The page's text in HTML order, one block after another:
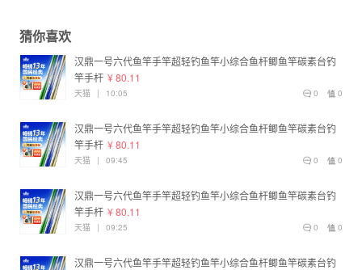
猜你喜欢
汉鼎一号六代鱼竿手竿超轻钓鱼竿小综合鱼杆鲫鱼竿碳素台钓
竿手杆 ¥ 80.11
0
0
天猫 | 10:05
汉鼎一号六代鱼竿手竿超轻钓鱼竿小综合鱼杆鲫鱼竿碳素台钓
竿手杆 ¥ 80.11
0
0
天猫 | 09:45
汉鼎一号六代鱼竿手竿超轻钓鱼竿小综合鱼杆鲫鱼竿碳素台钓
竿手杆 ¥ 80.11
0
0
天猫 | 09:25
汉鼎一号六代鱼竿手竿超轻钓鱼竿小综合鱼杆鲫鱼竿碳素台钓